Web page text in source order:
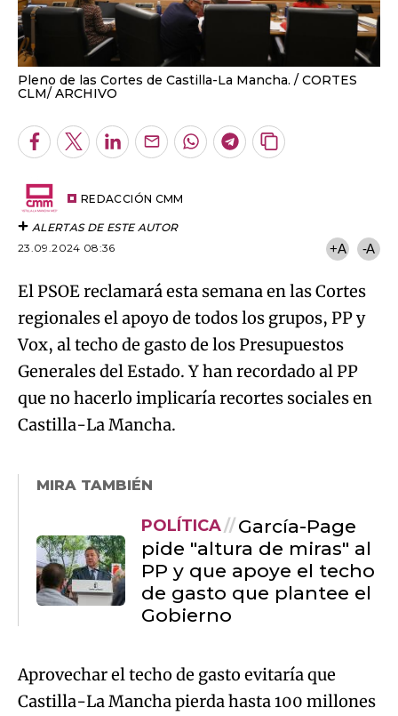
Pleno de las Cortes de Castilla-La Mancha.
CORTES
CLM/ ARCHIVO
Facebook
TwitterLinkedInEnviarWhatsapp
Telegram
Copiar
REDACCIÓN CMM
ALERTAS DE ESTE AUTOR
23.09.2024 08:36
+A -A
El PSOE reclamará esta semana en las Cortes
regionales el apoyo de todos los grupos, PP y
Vox, al techo de gasto de los Presupuestos
Generales del Estado. Y han recordado al PP
que no hacerlo implicaría recortes sociales en
Castilla-La Mancha.
MIRA TAMBIÉN
POLÍTICA
García-Page
pide "altura de miras" al
PP y que apoye el techo
de gasto que plantee el
Gobierno
Aprovechar el techo de gasto evitaría que
Castilla-La Mancha pierda hasta 100 millones